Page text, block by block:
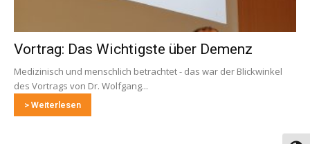
Vortrag: Das Wichtigste über Demenz
Medizinisch und menschlich betrachtet - das war der Blickwinkel
des Vortrags von Dr. Wolfgang...
> Weiterlesen